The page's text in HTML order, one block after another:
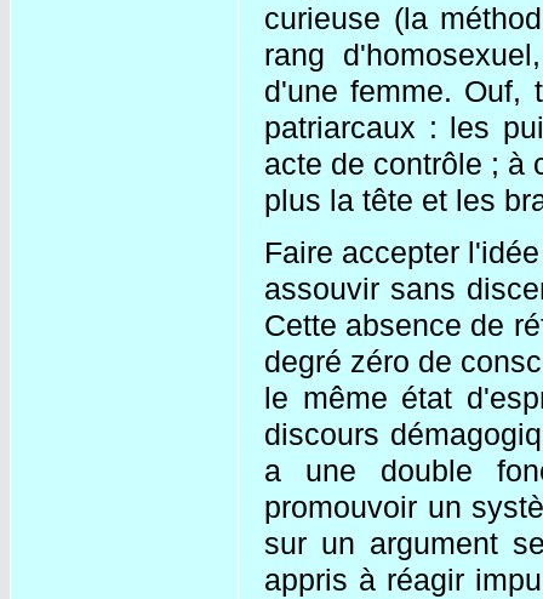
curieuse (la
rang
d'une femme. Ouf,
patriarcaux : les
acte de contrôle ; à
plus la tête et les
Faire accepter
assouvir sans
Cette absence de
degré zéro de
le même état
discours
a une double
promouvoir un
sur un argument
appris à réagir